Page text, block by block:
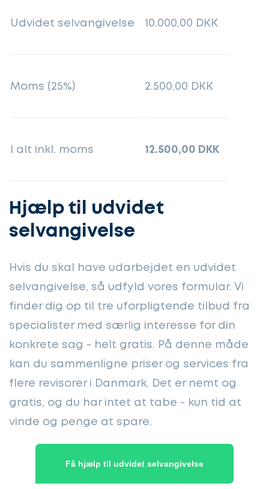
Udvidet selvangivelse 10.000,00 DKK
Moms (25%) 2.500,00 DKK
I alt inkl. moms 12.500,00 DKK
Hjælp til udvidet
selvangivelse
Hvis du skal have udarbejdet en udvidet
selvangivelse, så udfyld vores formular. Vi
finder dig op til tre uforpligtende tilbud fra
specialister med særlig interesse for din
konkrete sag - helt gratis. På denne måde
kan du sammenligne priser og services fra
flere revisorer i Danmark. Det er nemt og
gratis, og du har intet at tabe - kun tid at
vinde og penge at spare.
Få hjælp til udvidet selvangivelse